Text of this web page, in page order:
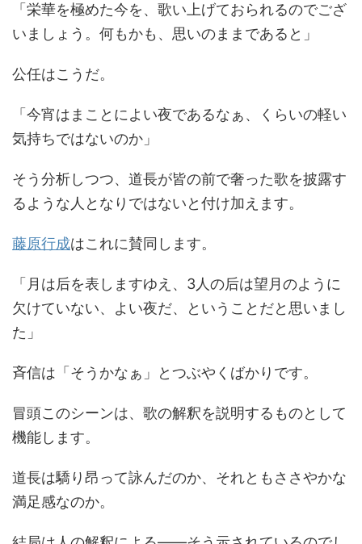
「栄華を極めた今を、歌い上げておられるのでござ
いましょう。何もかも、思いのままであると」
公任はこうだ。
「今宵はまことによい夜であるなぁ、くらいの軽い
気持ちではないのか」
そう分析しつつ、道長が皆の前で奢った歌を披露す
るような人となりではないと付け加えます。
藤原行成はこれに賛同します。
「月は后を表しますゆえ、3人の后は望月のように
欠けていない、よい夜だ、ということだと思いまし
た」
斉信は「そうかなぁ」とつぶやくばかりです。
冒頭このシーンは、歌の解釈を説明するものとして
機能します。
道長は驕り昂って詠んだのか、それともささやかな
満足感なのか。